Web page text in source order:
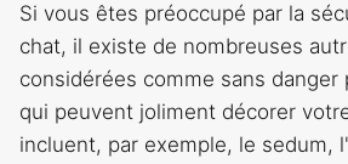
Si vous êtes préoccupé par la
chat, il existe de nombreuses
considérées comme sans
qui peuvent joliment décorer
incluent, par exemple, le sedum,